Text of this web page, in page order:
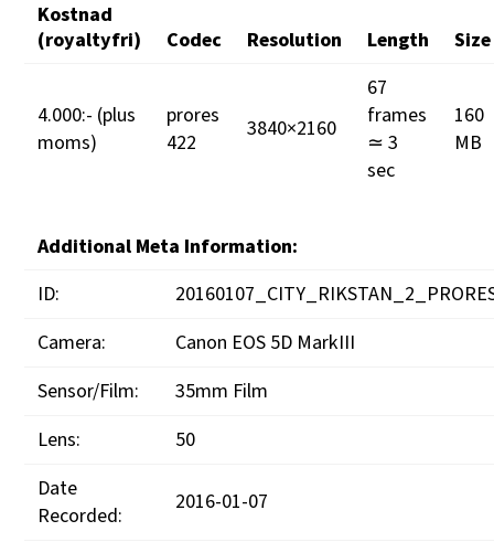
Kostnad
(royaltyfri)
Codec Resolution Length Size
4.000:- (plus
moms)
prores
422
3840×2160
67
frames
≃ 3
sec
160
MB
Additional Meta Information:
ID:
Camera:
Canon EOS 5D MarkIII
Sensor/Film:
35mm Film
Lens:
50
Date
Recorded:
2016-01-07